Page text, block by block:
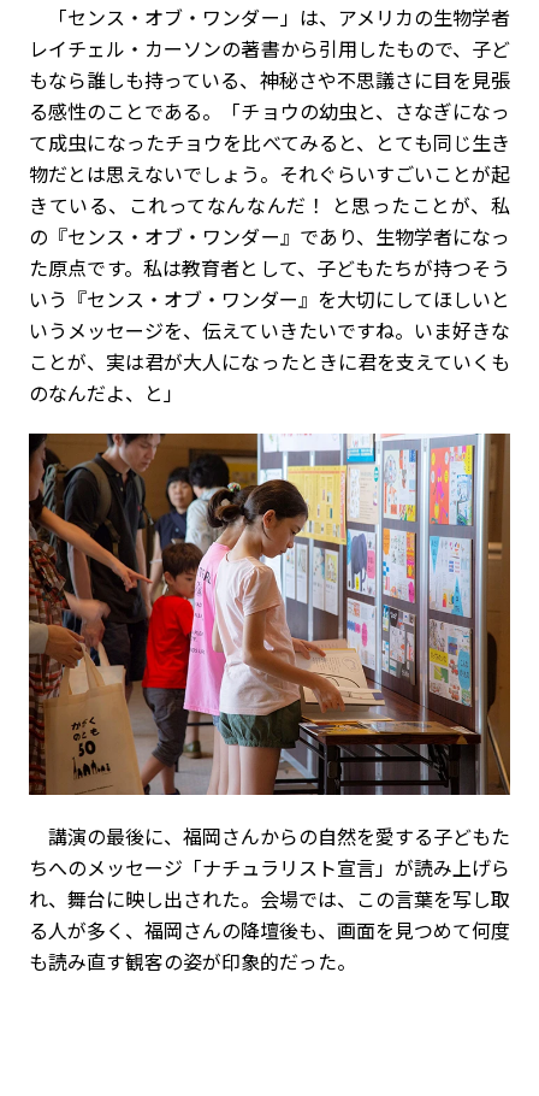
「センス・オブ・ワンダー」は、アメリカの生物学者
レイチェル・カーソンの著書から引用したもので、子ど
もなら誰しも持っている、神秘さや不思議さに目を見張
る感性のことである。「チョウの幼虫と、さなぎになっ
て成虫になったチョウを比べてみると、とても同じ生き
物だとは思えないでしょう。それぐらいすごいことが起
きている、これってなんなんだ！ と思ったことが、私
の『センス・オブ・ワンダー』であり、生物学者になっ
た原点です。私は教育者として、子どもたちが持つそう
いう『センス・オブ・ワンダー』を大切にしてほしいと
いうメッセージを、伝えていきたいですね。いま好きな
ことが、実は君が大人になったときに君を支えていくも
のなんだよ、と」
講演の最後に、福岡さんからの自然を愛する子どもた
ちへのメッセージ「ナチュラリスト宣言」が読み上げら
れ、舞台に映し出された。会場では、この言葉を写し取
る人が多く、福岡さんの降壇後も、画面を見つめて何度
も読み直す観客の姿が印象的だった。